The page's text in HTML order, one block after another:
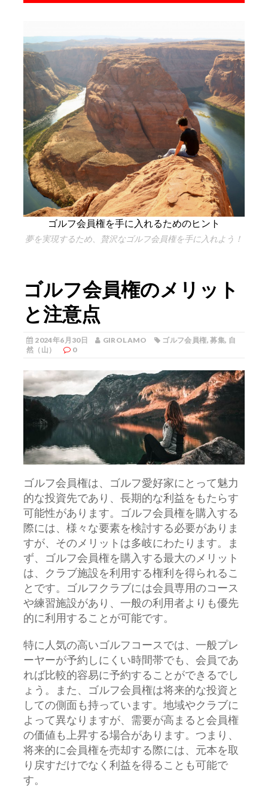
ゴルフ会員権を手に入れるためのヒント
夢を実現するため、贅沢なゴルフ会員権を手に入れよう！
ゴルフ会員権のメリット
と注意点
2024年6月30日 GIROLAMO ゴルフ会員権,募集, 自
然（山）
0
ゴルフ会員権は、ゴルフ愛好家にとって魅力
的な投資先であり、長期的な利益をもたらす
可能性があります。 ゴルフ会員権を購入する
際には、様々な要素を検討する必要がありま
すが、そのメリットは多岐にわたります。ま
ず、ゴルフ会員権を購入する最大のメリット
は、クラブ施設を利用する権利を得られるこ
とです。ゴルフクラブには会員専用のコース
や練習施設があり、一般の利用者よりも優先
的に利用することが可能です。
特に人気の高いゴルフコースでは、一般プレ
ーヤーが予約しにくい時間帯でも、会員であ
れば比較的容易に予約することができるでし
ょう。また、ゴルフ会員権は将来的な投資と
しての側面も持っています。地域やクラブに
よって異なりますが、需要が高まると会員権
の価値も上昇する場合があります。つまり、
将来的に会員権を売却する際には、元本を取
り戻すだけでなく利益を得ることも可能で
す。